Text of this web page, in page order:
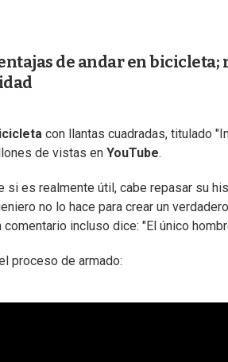
de andar en
con llantas cuadradas, titulado
de vistas en YouTube.
si es realmente útil, cabe repasar su
no lo hace para crear un
incluso dice: "El único
proceso de armado: